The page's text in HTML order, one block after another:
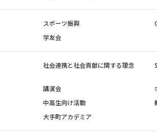
スポーツ振興
学友会
社会連携と社会貢献に関する理念
講演会
中高生向け活動
大手町アカデミア